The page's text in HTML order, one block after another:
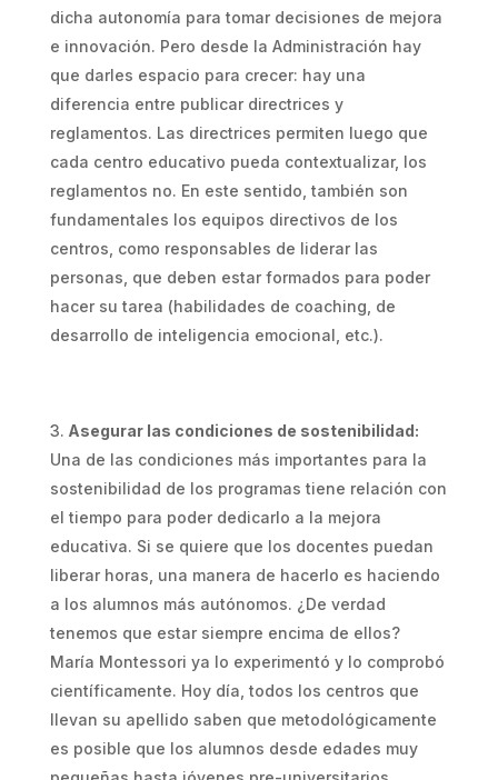
dicha autonomía para tomar decisiones de mejora
e innovación. Pero desde la Administración hay
que darles espacio para crecer: hay una
diferencia entre publicar directrices y
reglamentos. Las directrices permiten luego que
cada centro educativo pueda contextualizar, los
reglamentos no. En este sentido, también son
fundamentales los equipos directivos de los
centros, como responsables de liderar las
personas, que deben estar formados para poder
hacer su tarea (habilidades de coaching, de
desarrollo de inteligencia emocional, etc.).
Asegurar las condiciones de sostenibilidad:
Una de las condiciones más importantes para la
sostenibilidad de los programas tiene relación con
el tiempo para poder dedicarlo a la mejora
educativa. Si se quiere que los docentes puedan
liberar horas, una manera de hacerlo es haciendo
a los alumnos más autónomos. ¿De verdad
tenemos que estar siempre encima de ellos?
María Montessori ya lo experimentó y lo comprobó
científicamente. Hoy día, todos los centros que
llevan su apellido saben que metodológicamente
es posible que los alumnos desde edades muy